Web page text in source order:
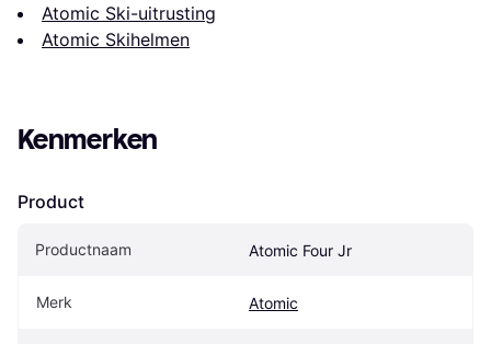
Atomic Ski-uitrusting
Atomic Skihelmen
Kenmerken
Product
Productnaam Atomic Four Jr
Merk Atomic